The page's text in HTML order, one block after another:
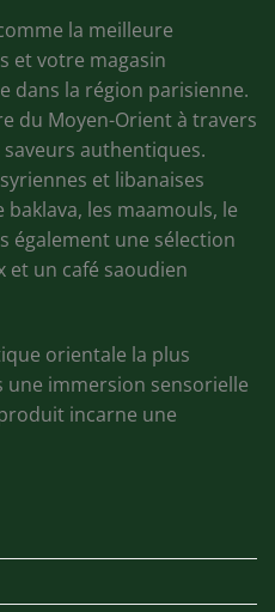
la meilleure
et votre magasin
dans la région parisienne.
du Moyen-Orient à travers
authentiques.
et libanaises
les maamouls, le
également une sélection
et un café saoudien
orientale la plus
immersion sensorielle
incarne une